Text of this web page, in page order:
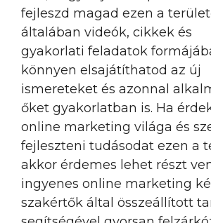
fejleszd magad ezen a
általában videók, cikkek és
gyakorlati feladatok
könnyen elsajátíthatod az új
ismereteket és azonnal
őket gyakorlatban is. Ha
online marketing világa és
fejleszteni tudásodat ezen a
akkor érdemes lehet részt
ingyenes online marketing
szakértők által összeállított